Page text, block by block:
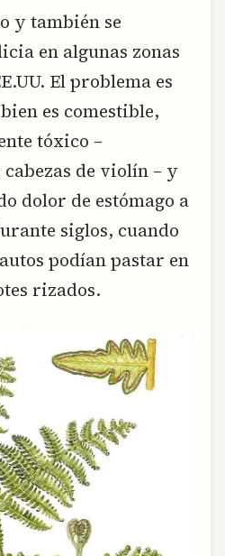
y también se
en algunas zonas
El problema es
es comestible,
tóxico –
de violín – y
dolor de estómago a
siglos, cuando
podían pastar en
rizados.